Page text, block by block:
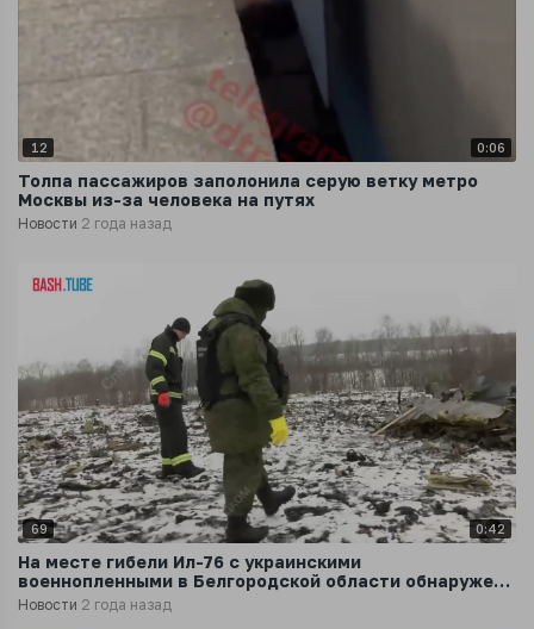
12 0:06
Толпа пассажиров заполонила серую ветку метро
Москвы из-за человека на путях
Новости 2 года назад
69 0:42
На месте гибели Ил-76 с украинскими
военнопленными в Белгородской области обнаружено
670 фрагментов тел погибших
Новости 2 года назад